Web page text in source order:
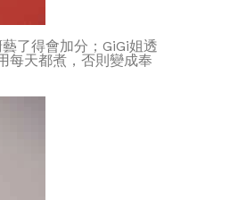
了得會加分；GiGi姐透
每天都煮，否則變成奉